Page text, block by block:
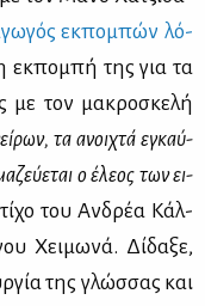
εκ­πο­μπών λό­
εκ­πο­μπή της για τα
με τον μα­κρο­σκε­λή
τα ανοι­χτά εγκαύ­
ο έλε­ος των ει­
του Αν­δρέα Κάλ­
Χει­μω­νά. Δί­δα­ξε,
της γλώσ­σας και